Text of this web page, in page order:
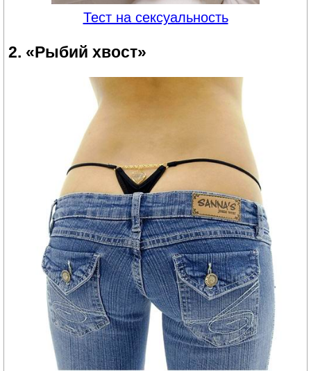
Тест на сексуальность
2. «Рыбий хвост»